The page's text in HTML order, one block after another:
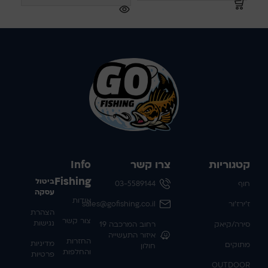
Info
Fishing
אודות
צור קשר
החזרות
והחלפות
ביטול
עסקה
הצהרת
נגישות
מדיניות
פרטיות
קטגוריות
חוף
ז'ירז'ור
סירה/קיאק
מתוקים
OUTDOOR
צרו קשר
03-5589144
sales@gofishing.co.il
רחוב המרכבה 19
איזור התעשייה
חולון